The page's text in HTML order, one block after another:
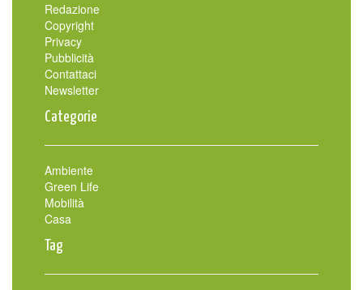
Redazione
Copyright
Privacy
Pubblicità
Contattaci
Newsletter
Categorie
Ambiente
Green Life
Mobilità
Casa
Tag